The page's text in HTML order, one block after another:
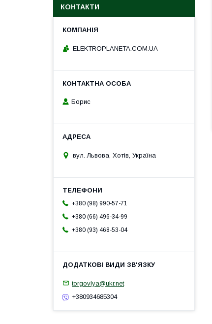
КОНТАКТИ
ELEKTROPLANETA.COM.UA
Борис
вул. Львова, Хотів, Україна
+380 (98) 990-57-71
+380 (66) 496-34-99
+380 (93) 468-53-04
torgovlya@ukr.net
+380934685304